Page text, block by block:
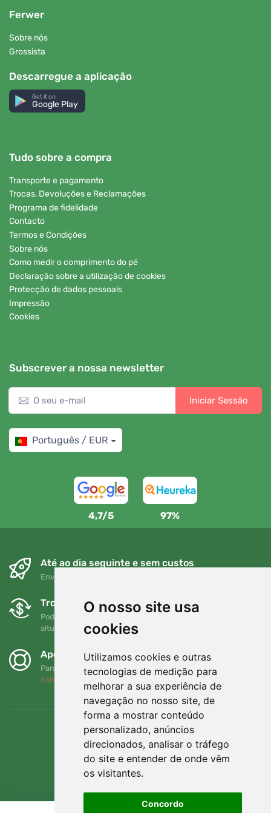
O nosso site usa
cookies
Utilizamos cookies e outras
tecnologias de medição para
melhorar a sua experiência de
navegação no nosso site, de
forma a mostrar conteúdo
personalizado, anúncios
direcionados, analisar o tráfego
do site e entender de onde vêm
os visitantes.
Concordo
Ferwer
Sobre nós
Grossista
Descarregue a aplicação
Get it on
Google Play
Tudo sobre a compra
Transporte e pagamento
Trocas, Devoluções e Reclamações
Programa de fidelidade
Contacto
Termos e Condições
Sobre nós
Como medir o comprimento do pé
Declaração sobre a utilização de cookies
Protecção de dados pessoais
Impressão
Cookies
Subscrever a nossa newsletter
Iniciar Sessão
Português / EUR
4,7/5 97%
Até ao dia seguinte e sem custos
Envio gratuito para encomendas superiores a 80 EUR
Trocas e devoluções gratuitas
Pode devolver ou trocar a sua encomenda em qualquer
altura no prazo de 90 dias
Apoiamos a Trees.org
Para cada encomenda plantamos uma árvore! Leia mais
Sobre nós